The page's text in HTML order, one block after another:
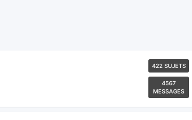
422 SUJETS
4567
MESSAGES